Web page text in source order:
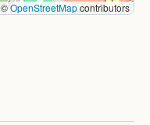
©OpenStreetMapcontributors